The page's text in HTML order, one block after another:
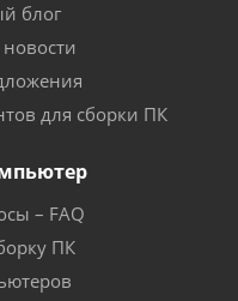
блог
для сборки ПК
– FAQ
ПК